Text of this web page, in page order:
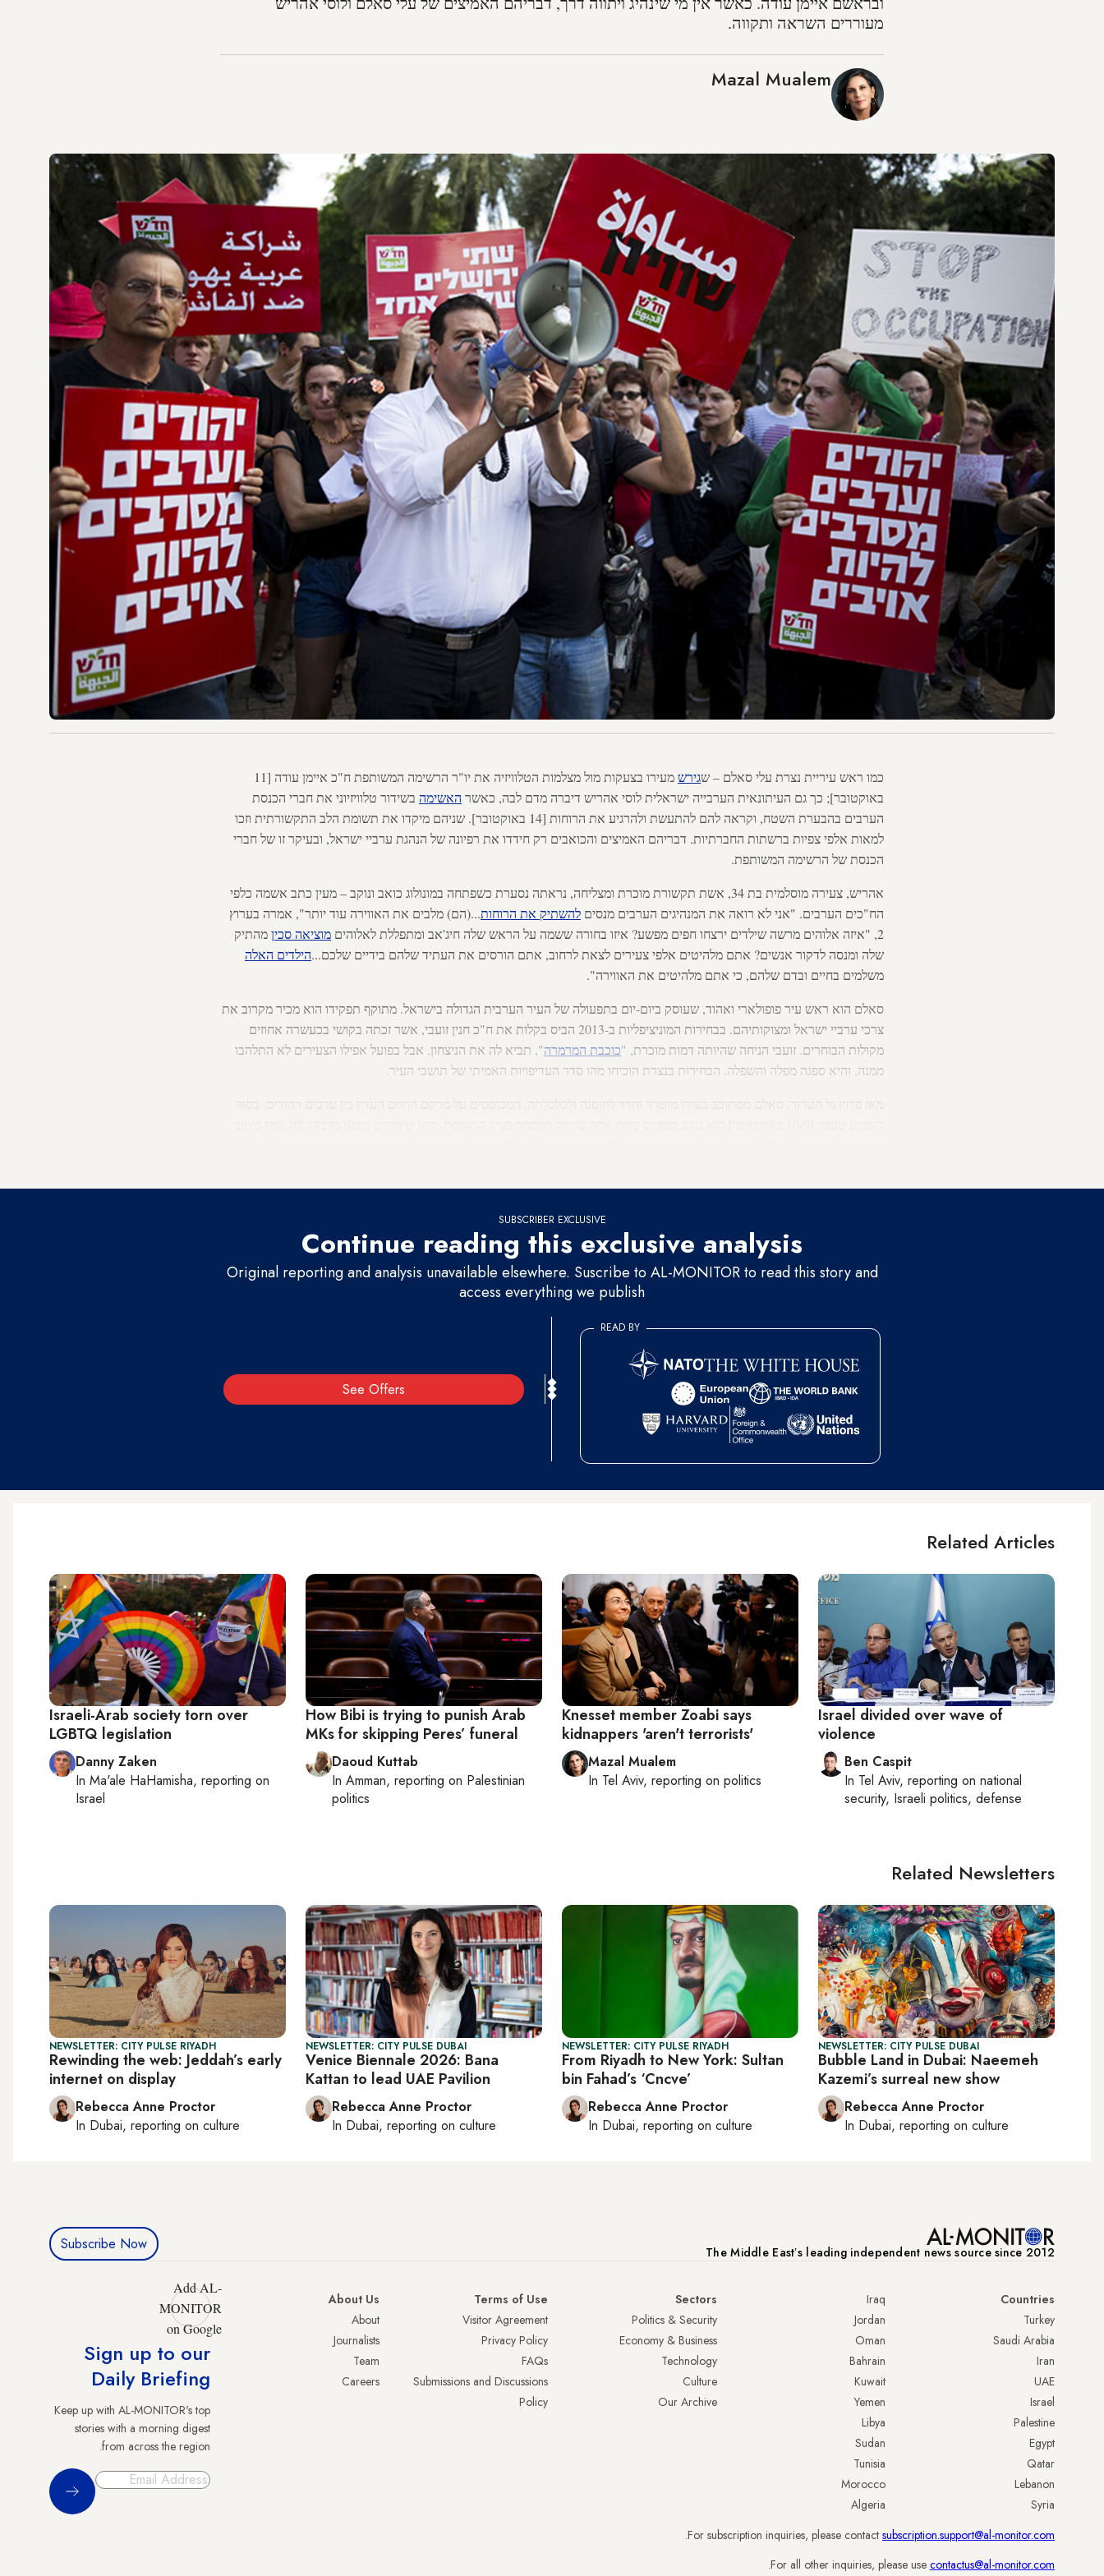
מעוררים השראה ותקווה.
Mazal Mualem
כמו ראש עיריית נצרת עלי סאלם – שגירש
מעירו בצעקות מול מצלמות הטלוויזיה את יו"ר הרשימה המשותפת ח"כ איימן עודה [11
באוקטובר]; כך גם העיתונאית הערבייה ישראלית לוסי אהריש דיברה מדם לבה, כאשר האשימה בשידור טלוויזיוני את חברי הכנסת
הערבים בהבערת השטח, וקראה להם להתעשת ולהרגיע את הרוחות [14 באוקטובר]. שניהם מיקדו את תשומת הלב התקשורתית וזכו
למאות אלפי צפיות ברשתות החברתיות. דבריהם האמיצים והכואבים רק חידדו את רפיונה של הנהגת ערביי ישראל, ובעיקר זו של חברי
הכנסת של הרשימה המשותפת.
אהריש, צעירה מוסלמית בת 34, אשת תקשורת מוכרת ומצליחה, נראתה נסערת כשפתחה במונולוג כואב ונוקב – מעין כתב אשמה כלפי
הח"כים הערבים. "אני לא רואה את המנהיגים הערבים מנסים להשתיק את הרוחות...(הם) מלבים את האווירה עוד יותר", אמרה בערוץ
2, "איזה אלוהים מרשה שילדים ירצחו חפים מפשע? איזו בחורה ששמה על הראש שלה חיג'אב ומתפללת לאלוהים
מוציאה סכיןמהתיק
שלה ומנסה לדקור אנשים? אתם מלהיטים אלפי צעירים לצאת לרחוב, אתם הורסים את העתיד שלהם בידיים שלכם...הילדים האלה
משלמים בחיים ובדם שלהם, כי אתם מלהיטים את האווירה".
סאלם הוא ראש עיר פופולארי ואהוד, שעוסק ביום-יום בתפעולה של העיר הערבית הגדולה בישראל. מתוקף תפקידו הוא מכיר מקרוב את
צרכי ערביי ישראל ומצוקותיהם. בבחירות המוניציפליות ב-2013 הביס בקלות את ח"כ חנין זועבי, אשר זכתה בקושי בכעשרה אחוזים
מקולות הבוחרים. זועבי הניחה שהיותה דמות מוכרת, "כוכבת המרמרה", תביא לה את הניצחון. אבל בפועל אפילו הצעירים לא התלהבו
ממנה, והיא ספגה מפלה והשפלה. הבחירות בנצרת הוכיחו מהו סדר העדיפויות האמיתי של תושבי העיר.
SUBSCRIBER EXCLUSIVE
Continue reading this exclusive analysis
Original reporting and analysis unavailable elsewhere. Suscribe to AL-MONITOR to read this story and
access everything we publish
See Offers
READ BY
Related Articles
Israel divided over wave of
violence
Ben Caspit
In Tel Aviv, reporting on national
security, Israeli politics, defense
Knesset member Zoabi says
kidnappers 'aren't terrorists'
Mazal Mualem
In Tel Aviv, reporting on politics
How Bibi is trying to punish Arab
MKs for skipping Peres’ funeral
Daoud Kuttab
In Amman, reporting on Palestinian
politics
Israeli-Arab society torn over
LGBTQ legislation
Danny Zaken
In Ma'ale HaHamisha, reporting on
Israel
Related Newsletters
NEWSLETTER: CITY PULSE DUBAI
Bubble Land in Dubai: Naeemeh
Kazemi’s surreal new show
Rebecca Anne Proctor
In Dubai, reporting on culture
NEWSLETTER: CITY PULSE RIYADH
From Riyadh to New York: Sultan
bin Fahad’s ‘Cncve’
Rebecca Anne Proctor
In Dubai, reporting on culture
NEWSLETTER: CITY PULSE DUBAI
Venice Biennale 2026: Bana
Kattan to lead UAE Pavilion
Rebecca Anne Proctor
In Dubai, reporting on culture
NEWSLETTER: CITY PULSE RIYADH
Rewinding the web: Jeddah’s early
internet on display
Rebecca Anne Proctor
In Dubai, reporting on culture
The Middle Eastʼs leading independent news source since 2012
Subscribe Now
Countries
Turkey
Saudi Arabia
Iran
UAE
Israel
Palestine
Egypt
Qatar
Lebanon
Syria
Iraq
Jordan
Oman
Bahrain
Kuwait
Yemen
Libya
Sudan
Tunisia
Morocco
Algeria
Sectors
Politics & Security
Economy & Business
Technology
Culture
Our Archive
Terms of Use
Visitor Agreement
Privacy Policy
FAQs
Submissions and Discussions
Policy
About Us
About
Journalists
Team
Careers
Add AL-
MONITOR
on Google
Sign up to our
Daily Briefing
Keep up with AL-MONITOR's top
stories with a morning digest
from across the region.
Sign Up
For subscription inquiries, please contact subscription.support@al-monitor.com
.
For all other inquiries, please use contactus@al-monitor.com
.